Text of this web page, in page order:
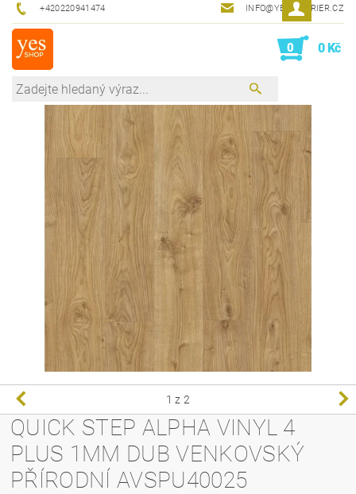
+420220941474 INFO@YESINTERIER.CZ
0 0 Kč
1 z 2
QUICK STEP ALPHA VINYL 4
PLUS 1MM DUB VENKOVSKÝ
PŘÍRODNÍ AVSPU40025